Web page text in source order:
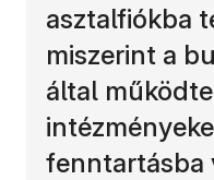
asztalfiókba
miszerint a
által
fenntartásba